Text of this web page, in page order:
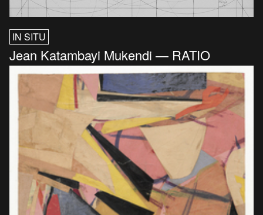
IN SITU
Jean Katambayi Mukendi — RATIO